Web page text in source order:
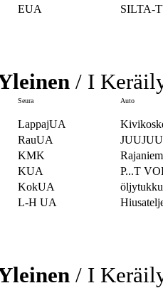
EUA SILTA-
/ I
Seura
Auto
LappajUA
RauUA
KMK
KUA P...T
KokUA
L-H UA
/ I